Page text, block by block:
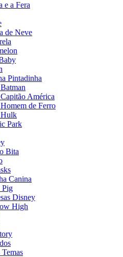
e a Fera
de Neve
Pintadinha
América
de Ferro
Park
Bita
Canina
Pig
Disney
High
Temas